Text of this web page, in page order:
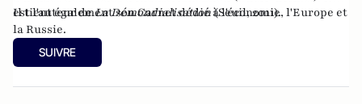
est l'auteur deLa Démondialisation(Seuil, 2011).
Il tient également sonCarnet dédié à l'économie, l'Europe et
la Russie.
SUIVRE